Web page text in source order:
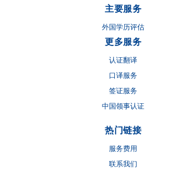
主要服务
外国学历评估
更多服务
认证翻译
口译服务
签证服务
中国领事认证
热门链接
服务费用
联系我们